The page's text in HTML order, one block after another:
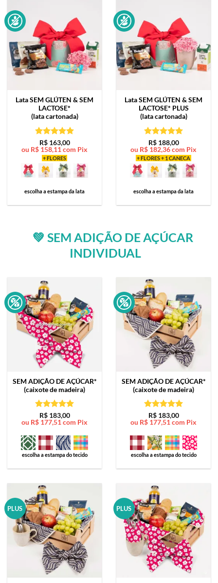
LataSEM GLÚTEN & SEM
LACTOSE*
(lata cartonada)
Avaliação5
de 5
R$163,00
ou R$ 158,11 com Pix
+ FLORES
escolha a estampa da lata
LataSEM GLÚTEN & SEM
LACTOSE* PLUS
(lata cartonada)
Avaliação5
de 5
R$188,00
ou R$ 182,36com Pix
+ FLORES + 1 CANECA
escolha a estampa da lata
💚 SEM ADIÇÃO DE AÇÚCAR
INDIVIDUAL
SEM ADIÇÃO DE AÇÚCAR*
(caixote de madeira)
Avaliação5
de 5
R$183,00
ou R$ 177,51com Pix
escolha a estampa do tecido
SEM ADIÇÃO DE AÇÚCAR*
(caixote de madeira)
Avaliação5
de 5
R$183,00
ou R$ 177,51com Pix
escolha a estampa do tecido
PLUS PLUS